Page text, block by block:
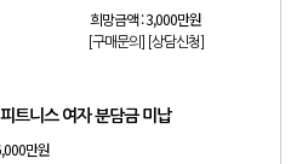
희망금액 :3,000만원
[구매문의] [상담신청]
트니스 여자 분담금 미납
만원